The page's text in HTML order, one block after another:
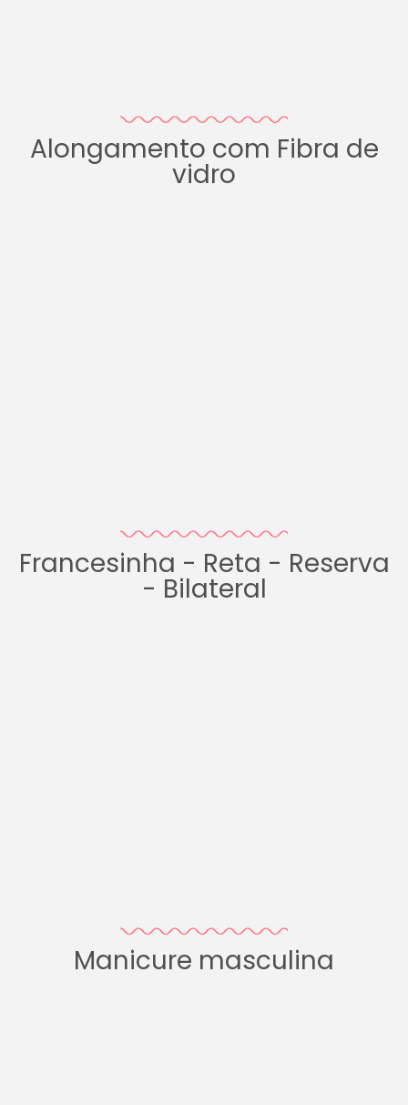
Alongamento com Fibra de
vidro
Francesinha - Reta - Reserva
- Bilateral
Manicure masculina